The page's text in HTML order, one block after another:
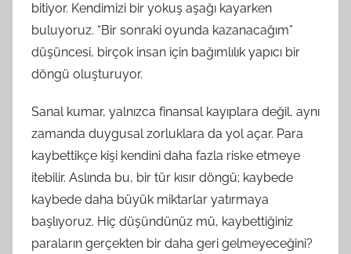
bitiyor. Kendimizi bir yokuş aşağı kayarken
buluyoruz. “Bir sonraki oyunda kazanacağım”
düşüncesi, birçok insan için bağımlılık yapıcı bir
döngü oluşturuyor.
Sanal kumar, yalnızca finansal kayıplara değil, aynı
zamanda duygusal zorluklara da yol açar. Para
kaybettikçe kişi kendini daha fazla riske etmeye
itebilir. Aslında bu, bir tür kısır döngü; kaybede
kaybede daha büyük miktarlar yatırmaya
başlıyoruz. Hiç düşündünüz mü, kaybettiğiniz
paraların gerçekten bir daha geri gelmeyeceğini?